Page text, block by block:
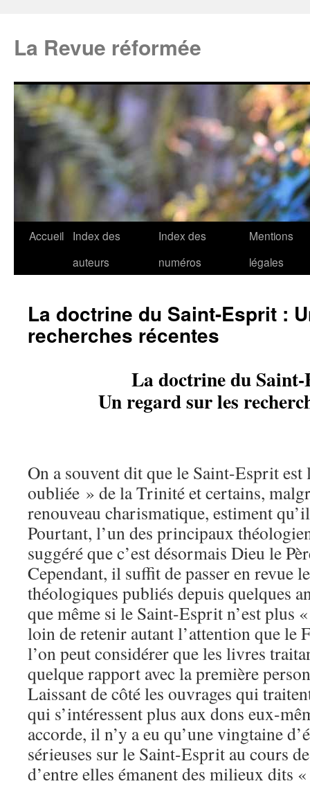
La Revue réformée
Accueil
Index des
auteurs
Index des
numéros
Mentions
légales
La doctrine du Saint-Esprit :
recherches récentes
La doctrine du
Un regard sur les
On a souvent dit que le Saint-Esprit est
oubliée » de la Trinité et certains,
renouveau charismatique, estiment
Pourtant, l’un des principaux
suggéré que c’est désormais Dieu le
Cependant, il suffit de passer en revue
théologiques publiés depuis quelques
que même si le Saint-Esprit n’est plus
loin de retenir autant l’attention que le
l’on peut considérer que les livres
quelque rapport avec la première
Laissant de côté les ouvrages qui
qui s’intéressent plus aux dons eux-
accorde, il n’y a eu qu’une vingtaine
sérieuses sur le Saint-Esprit au cours
d’entre elles émanent des milieux dits